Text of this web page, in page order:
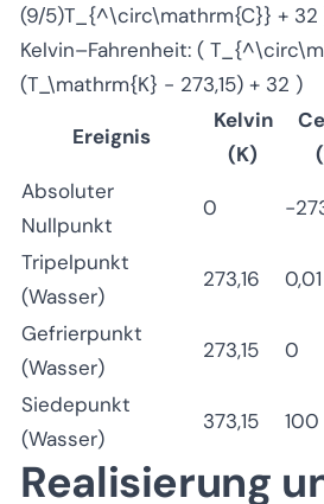
(9/5)T_{^\circ\mathrm{C}} + 32
Kelvin–Fahrenheit: (
(T_\mathrm{K} - 273,15) + 32 )
Ereignis
Kelvin
(K)
Absoluter
Nullpunkt
0
Tripelpunkt
(Wasser)
273,16 0,01
Gefrierpunkt
(Wasser)
273,15 0
Siedepunkt
(Wasser)
373,15 100
Realisierung